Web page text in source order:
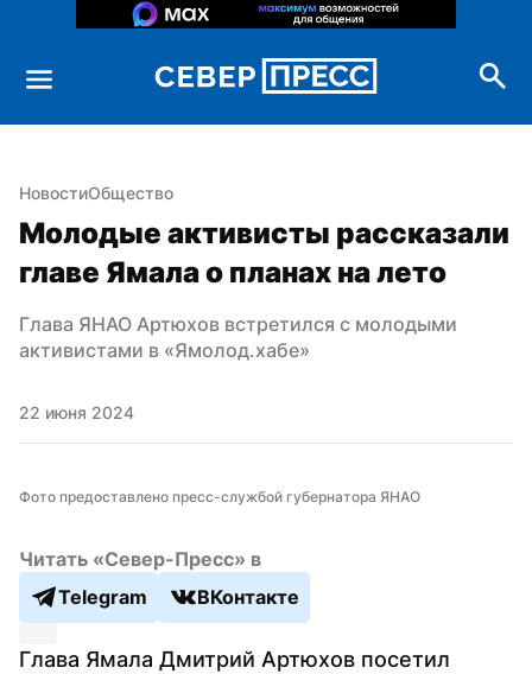
НовостиОбщество
Молодые активисты рассказали
главе Ямала о планах на лето
Глава ЯНАО Артюхов встретился с молодыми
активистами в «Ямолод.хабе»
22 июня 2024
Фото предоставлено пресс-службой губернатора ЯНАО
Читать «Север-Пресс» в
Telegram
ВКонтакте
Глава Ямала Дмитрий Артюхов посетил